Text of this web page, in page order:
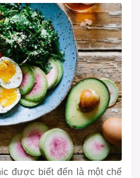
được biết đến là một chế